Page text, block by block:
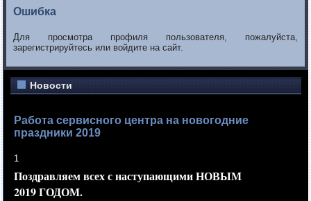
Ошибка
Для просмотра профиля пользователя, пожалуйста,
зарегистрируйтесь или войдите на сайт.
Новости
Работа сервисного центра на новогодние
праздники 2019
1
Поздравляем всехс наступающимиНОВЫМ
2019 ГОДОМ.